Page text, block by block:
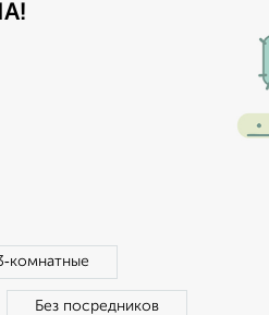
Без посредников